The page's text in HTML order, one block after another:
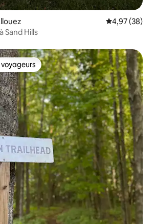
Évaluation
4,97 (38)
Sand Hills
les plus appréciés